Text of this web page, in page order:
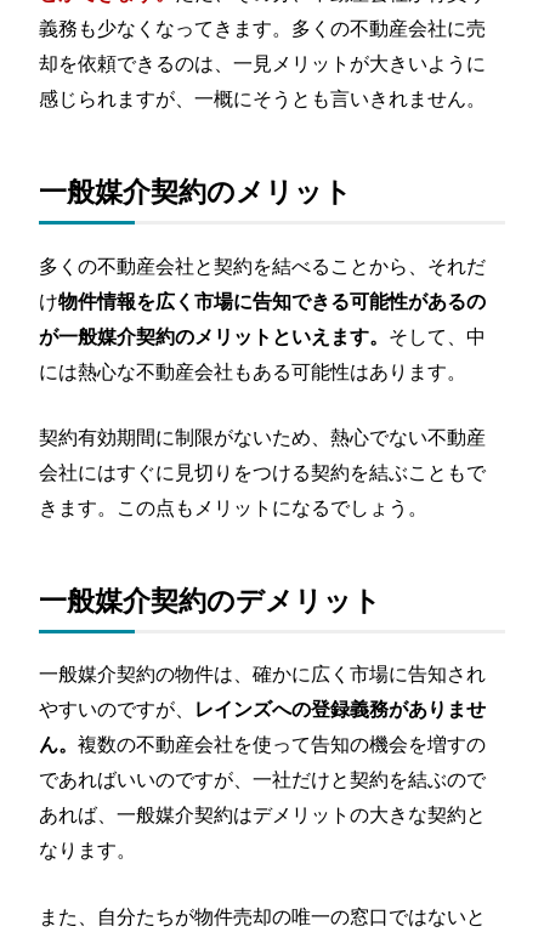
義務も少なくなってきます。多くの不動産会社に売
却を依頼できるのは、一見メリットが大きいように
感じられますが、一概にそうとも言いきれません。
一般媒介契約のメリット
多くの不動産会社と契約を結べることから、それだ
け物件情報を広く市場に告知できる可能性があるの
が一般媒介契約のメリットといえます。 そして、中
には熱心な不動産会社もある可能性はあります。
契約有効期間に制限がないため、熱心でない不動産
会社にはすぐに見切りをつける契約を結ぶこともで
きます。この点もメリットになるでしょう。
一般媒介契約のデメリット
一般媒介契約の物件は、確かに広く市場に告知され
やすいのですが、 レインズへの登録義務がありませ
ん。複数の不動産会社を使って告知の機会を増すの
であればいいのですが、一社だけと契約を結ぶので
あれば、一般媒介契約はデメリットの大きな契約と
なります。
また、自分たちが物件売却の唯一の窓口ではないと